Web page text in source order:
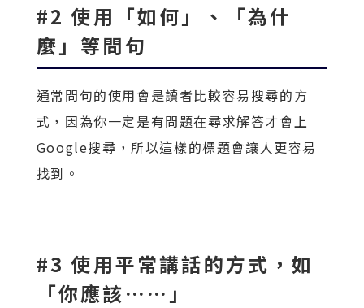
#2 使用「如何」、「為什
麼」等問句
通常問句的使用會是讀者比較容易搜尋的方
式，因為你一定是有問題在尋求解答才會上
Google搜尋，所以這樣的標題會讓人更容易
找到。
#3 使用平常講話的方式，如
「你應該……」